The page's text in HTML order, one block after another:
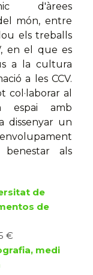
d'àrees
món, entre
els treballs
en el que es
a la cultura
a les CCV.
al
espai amb
dissenyar un
als
de
de
€
medi